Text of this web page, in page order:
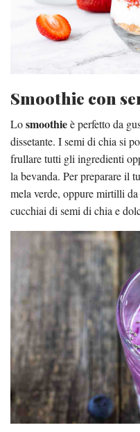
Smoothie con
Losmoothieè perfetto da
dissetante. I semi di chia si
frullare tutti gli ingredienti
la bevanda. Per preparare il
mela verde, oppure mirtilli
cucchiai di semi di chia e